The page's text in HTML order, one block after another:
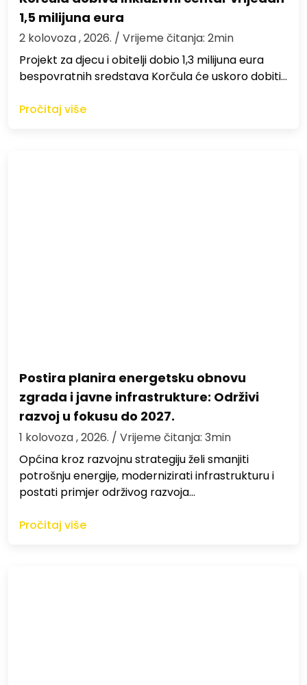
1,5 milijuna eura
2 kolovoza , 2026. / Vrijeme čitanja: 2min
Projekt za djecu i obitelji dobio 1,3 milijuna eura
bespovratnih sredstava Korčula će uskoro dobiti…
Pročitaj više
Postira planira energetsku obnovu
zgrada i javne infrastrukture: Održivi
razvoj u fokusu do 2027.
1 kolovoza , 2026. / Vrijeme čitanja: 3min
Općina kroz razvojnu strategiju želi smanjiti
potrošnju energije, modernizirati infrastrukturu i
postati primjer održivog razvoja…
Pročitaj više